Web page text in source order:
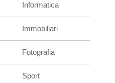
Informatica
Immobiliari
Fotografia
Sport